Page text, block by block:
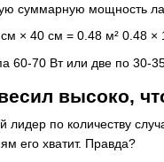
суммарную мощность
× 40 см = 0.48 м² 0.48
60-70 Вт или две по 30-
высоко,
по количеству
его хватит. Правда?